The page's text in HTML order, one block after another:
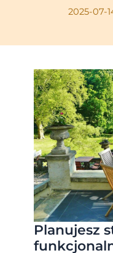
2025-07-
Planujesz